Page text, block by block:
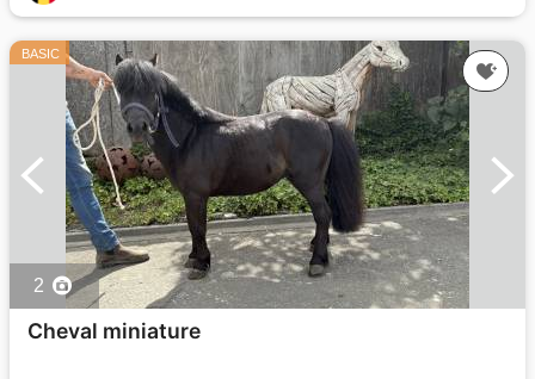
BASIC
2
Cheval miniature